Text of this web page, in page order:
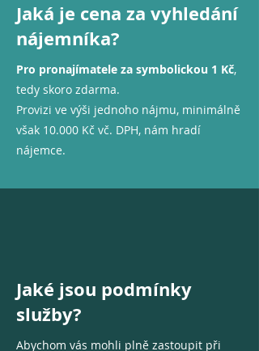
Jaká je cena za vyhledání
nájemníka?
Pro pronajímatele za symbolickou 1 Kč,
tedy skoro zdarma.
Provizi ve výši jednoho nájmu, minimálně
však 10.000 Kč vč. DPH, nám hradí
nájemce.
Jaké jsou podmínky
služby?
Abychom vás mohli plně zastoupit při